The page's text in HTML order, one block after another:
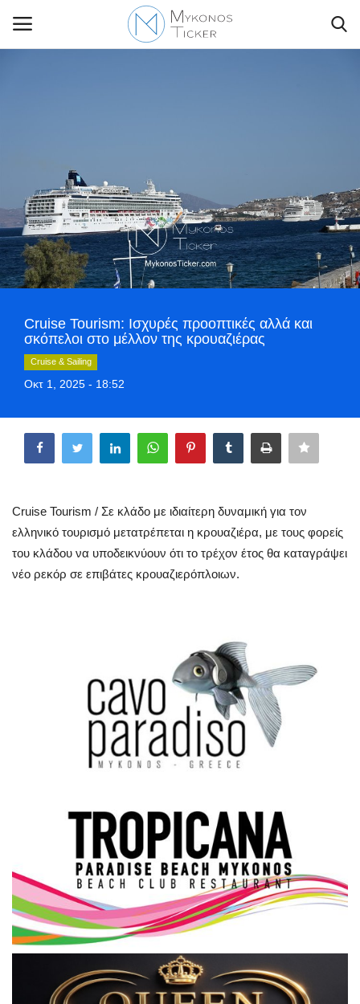
Business
Travel
World
Style Adorés
Greece
Entertainment
Arts & Culture
Mykonos Ticker TV
Sport
Σεβασμιώτατος Δωρόθεος Β’
Cost Of Living Crisis
Opinion + Analysis
L’Art des Sens
All News
Cruise Tourism: Ισχυρές προοπτικές αλλά και
σκόπελοι στο μέλλον της κρουαζιέρας
Cruise & Sailing
Οκτ 1, 2025 - 18:52
Cruise Tourism / Σε κλάδο με ιδιαίτερη δυναμική για τον
ελληνικό τουρισμό μετατρέπεται η κρουαζιέρα, με τους φορείς
του κλάδου να υποδεικνύουν ότι το τρέχον έτος θα καταγράψει
νέο ρεκόρ σε επιβάτες κρουαζιερόπλοιων.